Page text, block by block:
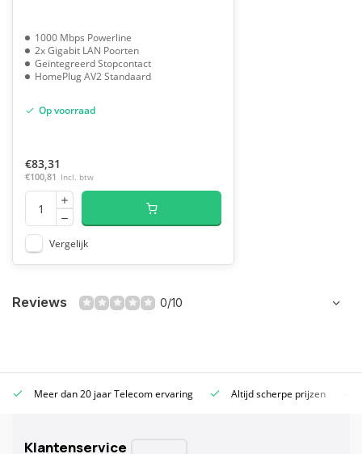
1000 Mbps Powerline
2x Gigabit LAN Poorten
Geïntegreerd Stopcontact
HomePlug AV2 Standaard
Op voorraad
€83,31
€100,81 Incl. btw
Vergelijk
Reviews 0/10
Meer dan 20 jaar Telecom ervaring Altijd scherpe prijzen
Klantenservice